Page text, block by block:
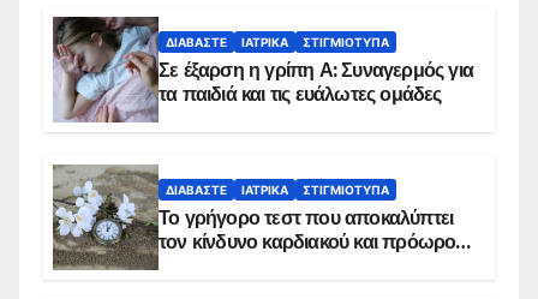
ΔΙΑΒΆΣΤΕ ΙΑΤΡΙΚΆ ΣΤΙΓΜΙΌΤΥΠΑ
Σε έξαρση η γρίπη Α: Συναγερμός για
τα παιδιά και τις ευάλωτες ομάδες
ΔΙΑΒΆΣΤΕ ΙΑΤΡΙΚΆ ΣΤΙΓΜΙΌΤΥΠΑ
Το γρήγορο τεστ που αποκαλύπτει
τον κίνδυνο καρδιακού και πρόωρου